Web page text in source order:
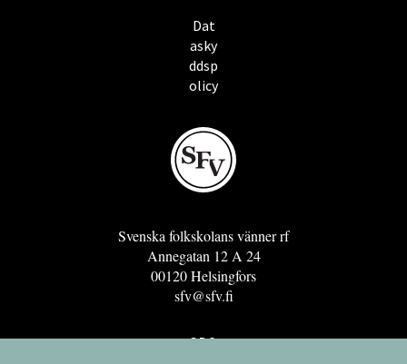
Dat
asky
ddsp
olicy
Svenska folkskolans vänner rf
Annegatan 12 A 24
00120 Helsingfors
sfv@sfv.fi
GRO